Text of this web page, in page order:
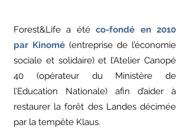
Forest&Life a étéco-fondé en 2010
par Kinomé (entreprise de l’économie
sociale et solidaire) et l’Atelier Canopé
40 (opérateur du Ministère de
l’Education Nationale) afin d’aider à
restaurer la forêt des Landes décimée
par la tempête Klaus.